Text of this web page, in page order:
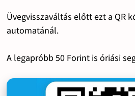
Üvegvisszaváltás előtt ezt a QR
automatánál.
A legapróbb 50 Forint is óriási